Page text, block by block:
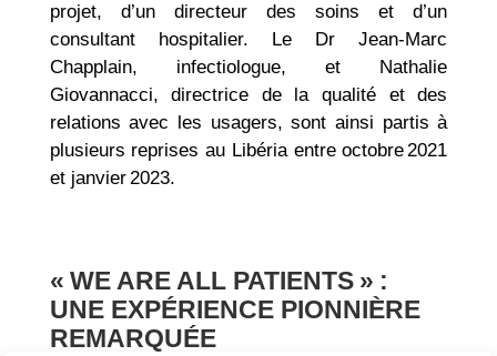
projet, d’un directeur des soins et d’un
consultant hospitalier. Le Dr Jean-Marc
Chapplain, infectiologue, et Nathalie
Giovannacci, directrice de la qualité et des
relations avec les usagers, sont ainsi partis à
plusieurs reprises au Libéria entre octobre 2021
et janvier 2023.
« WE ARE ALL PATIENTS » :
UNE EXPÉRIENCE PIONNIÈRE
REMARQUÉE